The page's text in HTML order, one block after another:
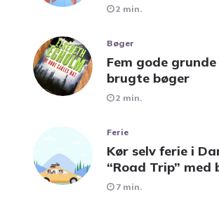
2 min.
Bøger
Fem gode
brugte bøger
2 min.
Ferie
Kør selv ferie i
“Road Trip”
7 min.